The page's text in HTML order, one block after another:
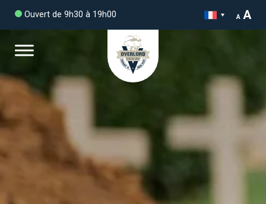
Ouvert de 9h30 à 19h00 A A